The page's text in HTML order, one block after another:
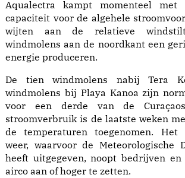
Aqualectra kampt momenteel
capaciteit voor de algehele
wijten aan de relatieve
windmolens aan de noordkant een
energie produceren.
De tien windmolens nabij Tera
windmolens bij Playa Kanoa zijn
voor een derde van de
stroomverbruik is de laatste weken
de temperaturen toegenomen. Het
weer, waarvoor de Meteorologische
heeft uitgegeven, noopt bedrijven
airco aan of hoger te zetten.